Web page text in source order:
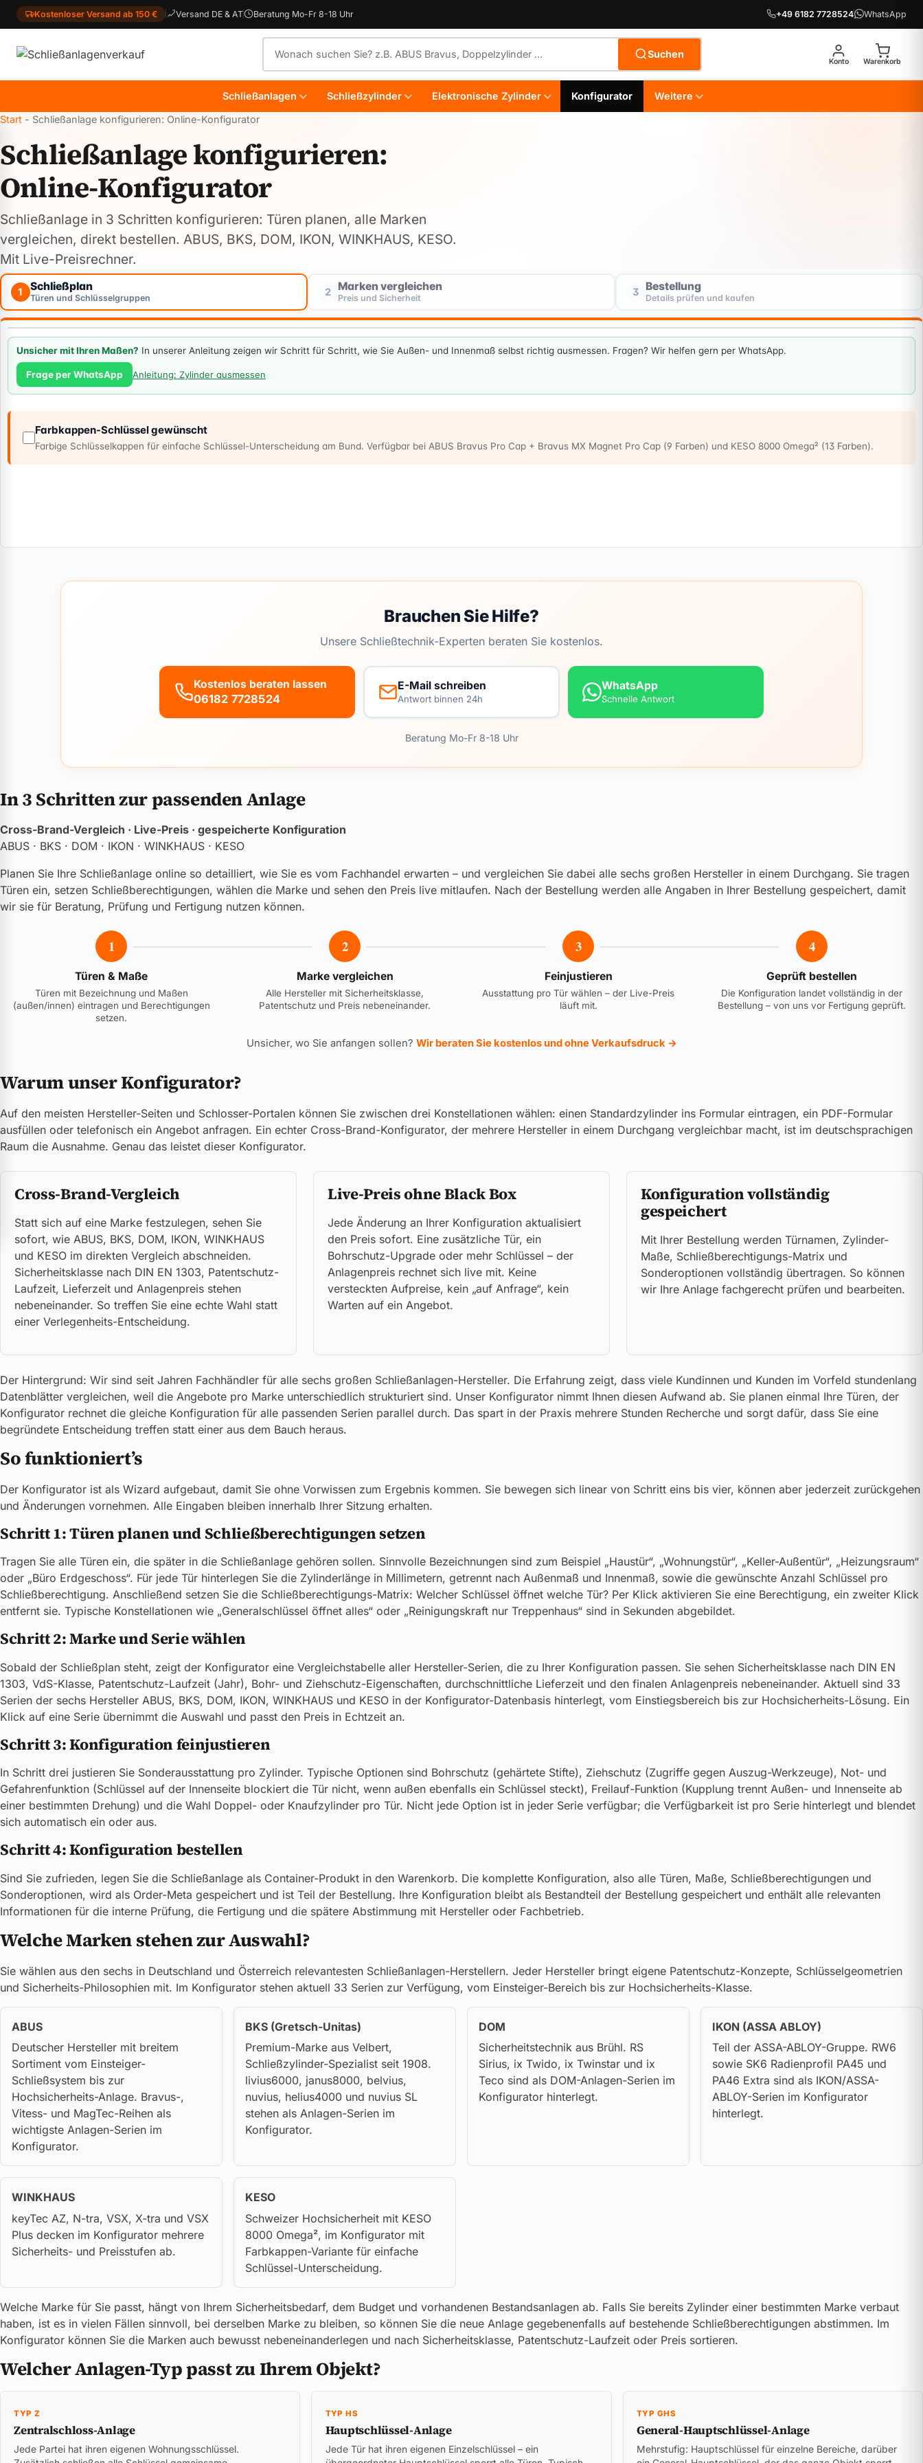
Kostenloser Versand ab 150 € Versand DE & AT Beratung Mo-Fr 8-18 Uhr +49 6182 7728524 WhatsApp
Suchen
Konto Warenkorb
Schließanlagen Schließzylinder Elektronische Zylinder Konfigurator
Weitere
Start - Schließanlage konfigurieren: Online-Konfigurator
Schließanlage konfigurieren:
Online-Konfigurator
Schließanlage in 3 Schritten konfigurieren: Türen planen, alle Marken
vergleichen, direkt bestellen. ABUS, BKS, DOM, IKON, WINKHAUS, KESO.
Mit Live-Preisrechner.
1 Schließplan
Türen und Schlüsselgruppen
2 Marken vergleichen
Preis und Sicherheit
3 Bestellung
Details prüfen und kaufen
Unsicher mit Ihren Maßen? In unserer Anleitung zeigen wir Schritt für Schritt, wie Sie Außen- und Innenmaß selbst richtig ausmessen. Fragen? Wir helfen gern per WhatsApp.
Frage per WhatsApp Anleitung: Zylinder ausmessen
Farbkappen-Schlüssel gewünscht
Farbige Schlüsselkappen für einfache Schlüssel-Unterscheidung am Bund. Verfügbar bei ABUS Bravus Pro Cap + Bravus MX Magnet Pro Cap (9 Farben) und KESO 8000 Omega² (13 Farben).
Brauchen Sie Hilfe?
Unsere Schließtechnik-Experten beraten Sie kostenlos.
Kostenlos beraten lassen
06182 7728524
E-Mail schreiben
Antwort binnen 24h
WhatsApp
Schnelle Antwort
Beratung Mo-Fr 8-18 Uhr
In 3 Schritten zur passenden Anlage
Cross-Brand-Vergleich · Live-Preis · gespeicherte Konfiguration
ABUS · BKS · DOM · IKON · WINKHAUS · KESO
Planen Sie Ihre Schließanlage online so detailliert, wie Sie es vom Fachhandel erwarten – und vergleichen Sie dabei alle sechs großen Hersteller in einem Durchgang. Sie tragen
Türen ein, setzen Schließberechtigungen, wählen die Marke und sehen den Preis live mitlaufen. Nach der Bestellung werden alle Angaben in Ihrer Bestellung gespeichert, damit
wir sie für Beratung, Prüfung und Fertigung nutzen können.
1
Türen & Maße
Türen mit Bezeichnung und Maßen
(außen/innen) eintragen und Berechtigungen
setzen.
2
Marke vergleichen
Alle Hersteller mit Sicherheitsklasse,
Patentschutz und Preis nebeneinander.
3
Feinjustieren
Ausstattung pro Tür wählen – der Live-Preis
läuft mit.
4
Geprüft bestellen
Die Konfiguration landet vollständig in der
Bestellung – von uns vor Fertigung geprüft.
Unsicher, wo Sie anfangen sollen? Wir beraten Sie kostenlos und ohne Verkaufsdruck →
Warum unser Konfigurator?
Auf den meisten Hersteller-Seiten und Schlosser-Portalen können Sie zwischen drei Konstellationen wählen: einen Standardzylinder ins Formular eintragen, ein PDF-Formular
ausfüllen oder telefonisch ein Angebot anfragen. Ein echter Cross-Brand-Konfigurator, der mehrere Hersteller in einem Durchgang vergleichbar macht, ist im deutschsprachigen
Raum die Ausnahme. Genau das leistet dieser Konfigurator.
Cross-Brand-Vergleich
Statt sich auf eine Marke festzulegen, sehen Sie
sofort, wie ABUS, BKS, DOM, IKON, WINKHAUS
und KESO im direkten Vergleich abschneiden.
Sicherheitsklasse nach DIN EN 1303, Patentschutz-
Laufzeit, Lieferzeit und Anlagenpreis stehen
nebeneinander. So treffen Sie eine echte Wahl statt
einer Verlegenheits-Entscheidung.
Live-Preis ohne Black Box
Jede Änderung an Ihrer Konfiguration aktualisiert
den Preis sofort. Eine zusätzliche Tür, ein
Bohrschutz-Upgrade oder mehr Schlüssel – der
Anlagenpreis rechnet sich live mit. Keine
versteckten Aufpreise, kein „auf Anfrage“, kein
Warten auf ein Angebot.
Konfiguration vollständig
gespeichert
Mit Ihrer Bestellung werden Türnamen, Zylinder-
Maße, Schließberechtigungs-Matrix und
Sonderoptionen vollständig übertragen. So können
wir Ihre Anlage fachgerecht prüfen und bearbeiten.
Der Hintergrund: Wir sind seit Jahren Fachhändler für alle sechs großen Schließanlagen-Hersteller. Die Erfahrung zeigt, dass viele Kundinnen und Kunden im Vorfeld stundenlang
Datenblätter vergleichen, weil die Angebote pro Marke unterschiedlich strukturiert sind. Unser Konfigurator nimmt Ihnen diesen Aufwand ab. Sie planen einmal Ihre Türen, der
Konfigurator rechnet die gleiche Konfiguration für alle passenden Serien parallel durch. Das spart in der Praxis mehrere Stunden Recherche und sorgt dafür, dass Sie eine
begründete Entscheidung treffen statt einer aus dem Bauch heraus.
So funktioniert’s
Der Konfigurator ist als Wizard aufgebaut, damit Sie ohne Vorwissen zum Ergebnis kommen. Sie bewegen sich linear von Schritt eins bis vier, können aber jederzeit zurückgehen
und Änderungen vornehmen. Alle Eingaben bleiben innerhalb Ihrer Sitzung erhalten.
Schritt 1: Türen planen und Schließberechtigungen setzen
Tragen Sie alle Türen ein, die später in die Schließanlage gehören sollen. Sinnvolle Bezeichnungen sind zum Beispiel „Haustür“, „Wohnungstür“, „Keller-Außentür“, „Heizungsraum“
oder „Büro Erdgeschoss“. Für jede Tür hinterlegen Sie die Zylinderlänge in Millimetern, getrennt nach Außenmaß und Innenmaß, sowie die gewünschte Anzahl Schlüssel pro
Schließberechtigung. Anschließend setzen Sie die Schließberechtigungs-Matrix: Welcher Schlüssel öffnet welche Tür? Per Klick aktivieren Sie eine Berechtigung, ein zweiter Klick
entfernt sie. Typische Konstellationen wie „Generalschlüssel öffnet alles“ oder „Reinigungskraft nur Treppenhaus“ sind in Sekunden abgebildet.
Schritt 2: Marke und Serie wählen
Sobald der Schließplan steht, zeigt der Konfigurator eine Vergleichstabelle aller Hersteller-Serien, die zu Ihrer Konfiguration passen. Sie sehen Sicherheitsklasse nach DIN EN
1303, VdS-Klasse, Patentschutz-Laufzeit (Jahr), Bohr- und Ziehschutz-Eigenschaften, durchschnittliche Lieferzeit und den finalen Anlagenpreis nebeneinander. Aktuell sind 33
Serien der sechs Hersteller ABUS, BKS, DOM, IKON, WINKHAUS und KESO in der Konfigurator-Datenbasis hinterlegt, vom Einstiegsbereich bis zur Hochsicherheits-Lösung. Ein
Klick auf eine Serie übernimmt die Auswahl und passt den Preis in Echtzeit an.
Schritt 3: Konfiguration feinjustieren
In Schritt drei justieren Sie Sonderausstattung pro Zylinder. Typische Optionen sind Bohrschutz (gehärtete Stifte), Ziehschutz (Zugriffe gegen Auszug-Werkzeuge), Not- und
Gefahrenfunktion (Schlüssel auf der Innenseite blockiert die Tür nicht, wenn außen ebenfalls ein Schlüssel steckt), Freilauf-Funktion (Kupplung trennt Außen- und Innenseite ab
einer bestimmten Drehung) und die Wahl Doppel- oder Knaufzylinder pro Tür. Nicht jede Option ist in jeder Serie verfügbar; die Verfügbarkeit ist pro Serie hinterlegt und blendet
sich automatisch ein oder aus.
Schritt 4: Konfiguration bestellen
Sind Sie zufrieden, legen Sie die Schließanlage als Container-Produkt in den Warenkorb. Die komplette Konfiguration, also alle Türen, Maße, Schließberechtigungen und
Sonderoptionen, wird als Order-Meta gespeichert und ist Teil der Bestellung. Ihre Konfiguration bleibt als Bestandteil der Bestellung gespeichert und enthält alle relevanten
Informationen für die interne Prüfung, die Fertigung und die spätere Abstimmung mit Hersteller oder Fachbetrieb.
Welche Marken stehen zur Auswahl?
Sie wählen aus den sechs in Deutschland und Österreich relevantesten Schließanlagen-Herstellern. Jeder Hersteller bringt eigene Patentschutz-Konzepte, Schlüsselgeometrien
und Sicherheits-Philosophien mit. Im Konfigurator stehen aktuell 33 Serien zur Verfügung, vom Einsteiger-Bereich bis zur Hochsicherheits-Klasse.
ABUS
Deutscher Hersteller mit breitem
Sortiment vom Einsteiger-
Schließsystem bis zur
Hochsicherheits-Anlage. Bravus-,
Vitess- und MagTec-Reihen als
wichtigste Anlagen-Serien im
Konfigurator.
BKS (Gretsch-Unitas)
Premium-Marke aus Velbert,
Schließzylinder-Spezialist seit 1908.
livius6000, janus8000, belvius,
nuvius, helius4000 und nuvius SL
stehen als Anlagen-Serien im
Konfigurator.
DOM
Sicherheitstechnik aus Brühl. RS
Sirius, ix Twido, ix Twinstar und ix
Teco sind als DOM-Anlagen-Serien im
Konfigurator hinterlegt.
IKON (ASSA ABLOY)
Teil der ASSA-ABLOY-Gruppe. RW6
sowie SK6 Radienprofil PA45 und
PA46 Extra sind als IKON/ASSA-
ABLOY-Serien im Konfigurator
hinterlegt.
WINKHAUS
keyTec AZ, N-tra, VSX, X-tra und VSX
Plus decken im Konfigurator mehrere
Sicherheits- und Preisstufen ab.
KESO
Schweizer Hochsicherheit mit KESO
8000 Omega², im Konfigurator mit
Farbkappen-Variante für einfache
Schlüssel-Unterscheidung.
Welche Marke für Sie passt, hängt von Ihrem Sicherheitsbedarf, dem Budget und vorhandenen Bestandsanlagen ab. Falls Sie bereits Zylinder einer bestimmten Marke verbaut
haben, ist es in vielen Fällen sinnvoll, bei derselben Marke zu bleiben, so können Sie die neue Anlage gegebenenfalls auf bestehende Schließberechtigungen abstimmen. Im
Konfigurator können Sie die Marken auch bewusst nebeneinanderlegen und nach Sicherheitsklasse, Patentschutz-Laufzeit oder Preis sortieren.
Welcher Anlagen-Typ passt zu Ihrem Objekt?
TYP Z
Zentralschloss-Anlage
Jede Partei hat ihren eigenen Wohnungsschlüssel.
TYP HS
Hauptschlüssel-Anlage
Jede Tür hat ihren eigenen Einzelschlüssel – ein
TYP GHS
General-Hauptschlüssel-Anlage
Mehrstufig: Hauptschlüssel für einzelne Bereiche, darüber